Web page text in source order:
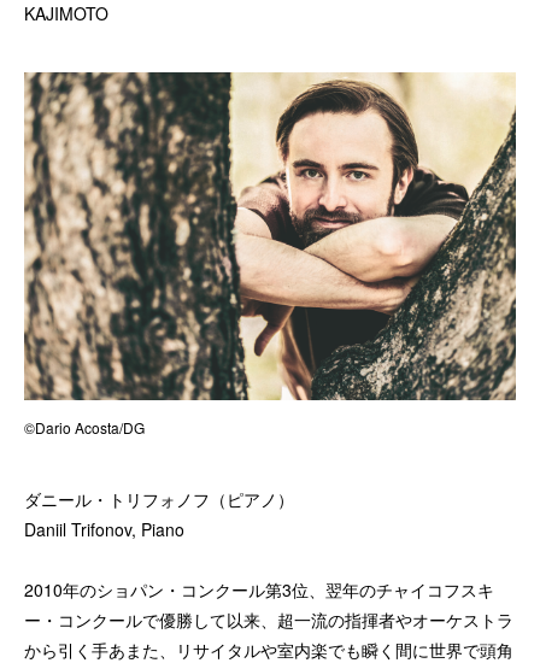
KAJIMOTO
©Dario Acosta/DG
ダニール・トリフォノフ（ピアノ）
Daniil Trifonov, Piano
2010年のショパン・コンクール第3位、翌年のチャイコフスキ
ー・コンクールで優勝して以来、超一流の指揮者やオーケストラ
から引く手あまた、リサイタルや室内楽でも瞬く間に世界で頭角